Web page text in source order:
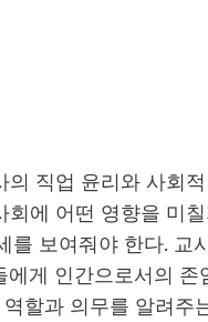
직업 윤리와 사회
에 어떤 영향을 미
를 보여줘야 한다. 교
게 인간으로서의
할과 의무를 알려주